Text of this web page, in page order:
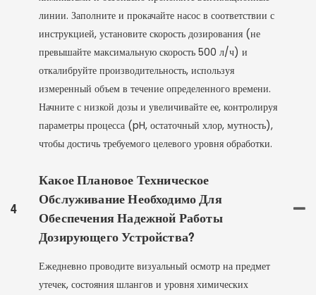
линии. Заполните и прокачайте насос в соответствии с
инструкцией, установите скорость дозирования (не
превышайте максимальную скорость 500 л/ч) и
откалибруйте производительность, используя
измеренный объем в течение определенного времени.
Начните с низкой дозы и увеличивайте ее, контролируя
параметры процесса (pH, остаточный хлор, мутность),
чтобы достичь требуемого целевого уровня обработки.
4
Какое Плановое Техническое
Обслуживание Необходимо Для
Обеспечения Надежной Работы
Дозирующего Устройства?
Ежедневно проводите визуальный осмотр на предмет
утечек, состояния шлангов и уровня химических